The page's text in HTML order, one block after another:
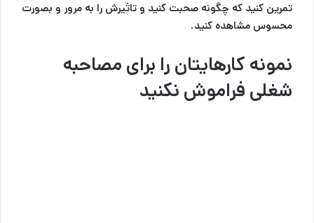
تمرین کنید که چگونه صحبت کنید و تاثیرش را به مرور و بصورت
محسوس مشاهده کنید.
نمونه کارهایتان را برای مصاحبه
شغلی فراموش نکنید